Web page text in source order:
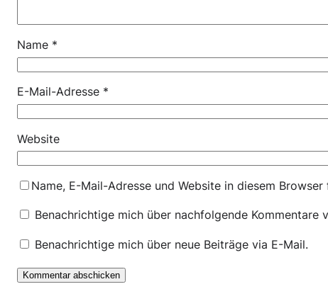
Name *
E-Mail-Adresse *
Website
Name, E-Mail-Adresse und Website in diesem
Benachrichtige mich über nachfolgende Kommentare
Benachrichtige mich über neue Beiträge via E-Mail.